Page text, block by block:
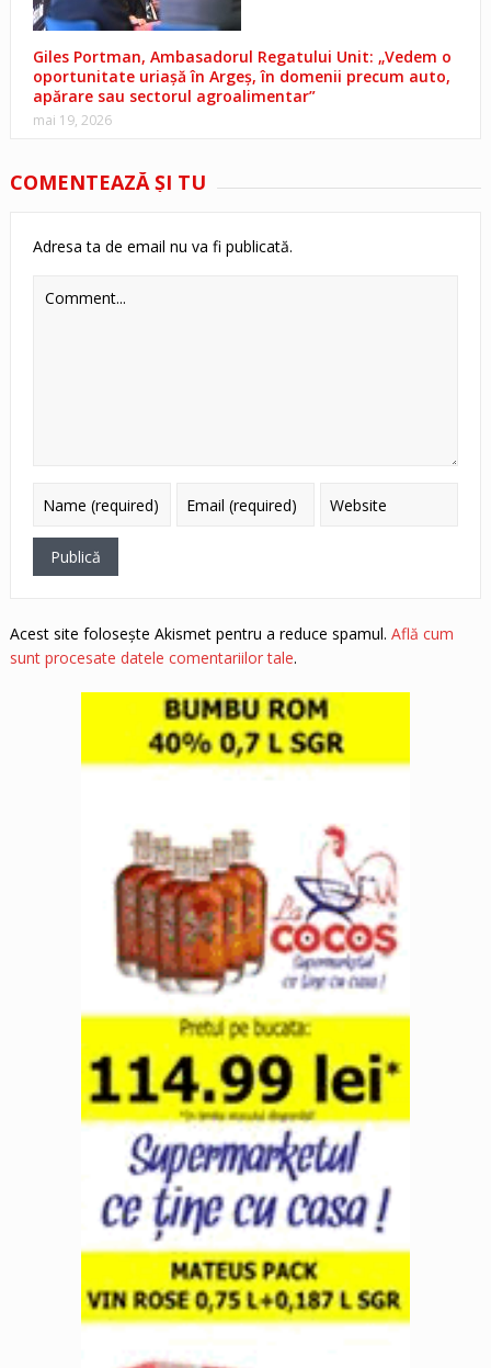
Giles Portman, Ambasadorul Regatului Unit: „Vedem o
oportunitate uriașă în Argeș, în domenii precum auto,
apărare sau sectorul agroalimentar”
mai 19, 2026
COMENTEAZĂ ŞI TU
Adresa ta de email nu va fi publicată.
Acest site folosește Akismet pentru a reduce spamul. Află cum
sunt procesate datele comentariilor tale.